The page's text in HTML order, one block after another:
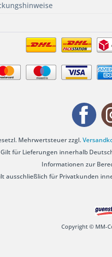
Mehrwertsteuer zzgl.
für Lieferungen innerhalb
Informationen zur
ausschließlich für Privatkunden
Copyright © MM-